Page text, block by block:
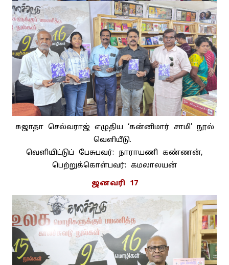
சுஜாதா செல்வராஜ் எழுதிய ‘கன்னிமார் சாமி’ நூல்
வெளியீடு.
வெளியிட்டுப் பேசுபவர்: நாராயணி கண்ணன்,
பெற்றுக்கொள்பவர்: கமலாலயன்
ஜனவரி 17